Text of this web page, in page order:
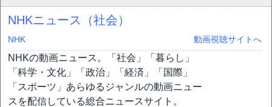
NHKニュース（社会）
NHK 動画視聴サイトへ
NHKの動画ニュース。「社会」「暮らし」
「科学・文化」「政治」「経済」「国際」
「スポーツ」あらゆるジャンルの動画ニュー
スを配信している総合ニュースサイト。